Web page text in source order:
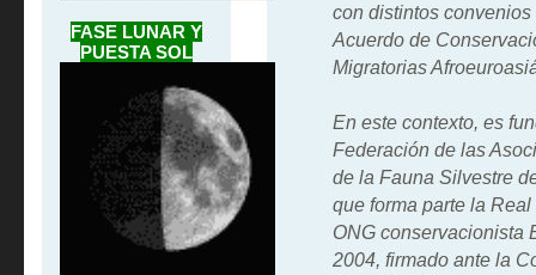
FASE LUNAR Y
PUESTA SOL
con distintos
Acuerdo de
Migratorias
En este contexto, es
Federación de las
de la Fauna Silvestre
que forma parte la
ONG conservacionista
2004, firmado ante la